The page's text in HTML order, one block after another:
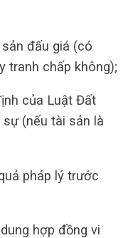
đấu giá (có
tranh chấp không);
của Luật Đất
(nếu tài sản là
pháp lý trước
hợp đồng vi